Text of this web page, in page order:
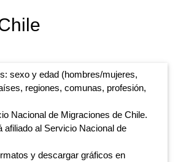
sexo y edad (hombres/mujeres,
regiones, comunas, profesión,
Nacional de Migraciones de Chile.
afiliado al Servicio Nacional de
y descargar gráficos en